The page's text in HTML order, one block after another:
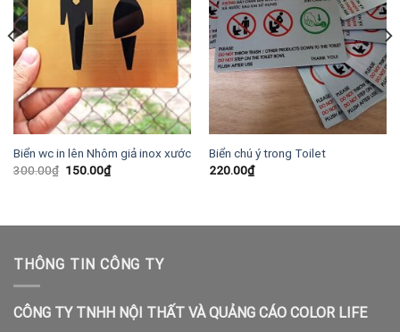
Biển wc in lên Nhôm giả inox xước
300.00₫ Giá
150.00₫Giá
hiện
Biển chú ý trong Toilet
220.00₫
THÔNG TIN CÔNG TY
CÔNG TY TNHH NỘI THẤT VÀ QUẢNG CÁO COLOR LIFE